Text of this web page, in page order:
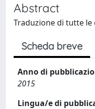
Abstract
Traduzione di tutte le
Scheda breve
Anno di
2015
Lingua/e di